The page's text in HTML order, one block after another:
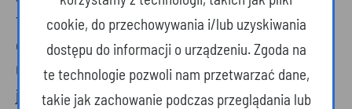
fasolą) i ogórki kiszone, a na kwasie kapuścianym
gotowano zupy, np. zacierkę zwaną kwasówką.
Często warzono barszcz i żur owsiany (kysełycia)
jedzony z ziemniakami. Przygotowywano również
cookie, do przechowywania i/lub uzyskiwania
dostępu do informacji o urządzeniu. Zgoda na
te technologie pozwoli nam przetwarzać dane,
takie jak zachowanie podczas przeglądania lub